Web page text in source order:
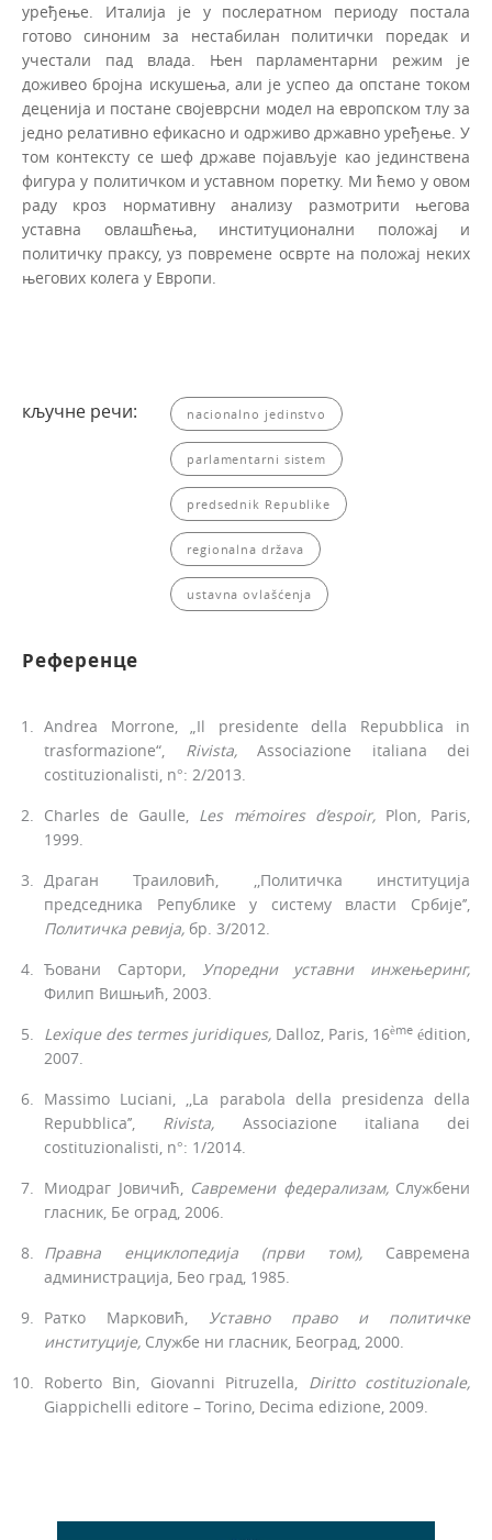
уређење. Италија је у послератном периоду постала
готово синоним за нестабилан политички поредак и
учестали пад влада. Њен парламентарни режим је
доживео бројна искушења, али је успео да опстане то­ком
деценија и постане својеврсни модел на европском тлу за
једно релативно ефикасно и одрживо државно уређење. У
том контексту се шеф државе појављује као јединствена
фигура у политичком и уставном поретку. Ми ћемо у овом
раду кроз нормативну ана­лизу размотрити његова
уставна овлашћења, институционални положај и
политичку праксу, уз повремене осврте на положај неких
његових колега у Европи.
кључне речи: nacionalno jedinstvo
parlamentarni sistem
predsednik Republike
regionalna država
ustavna ovlašćenja
Референце
Andrea Morrone, „Il presidente della Repubblica in
trasformazione“, Rivista,Associazione italiana dei
costituzionalisti, n°: 2/2013.
Charles de Gaulle, Les mémoires d’espoir,Plon, Paris,
1999.
Драган Траиловић, ,,Политичка институција
председника Републике у систему власти Србије’’,
Политичка ревија, бр. 3/2012.
Ђовани Сартори, Упоредни уставни инжењеринг,
Филип Вишњић, 2003.
Lexique des termes juridiques, Dalloz, Paris, 16ème édition,
2007.
Massimo Luciani, ,,La parabola della presidenza della
Repubblica’’, Rivista, Associazione italiana dei
costituzionalisti, n°: 1/2014.
Mиодраг Јовичић, Савремени федерализам,Службени
гласник, Бе оград, 2006.
Правна енциклопедија (први
том), Савремена
администрација, Бео град, 1985.
Ратко Марковић, Уставно право и политичке
институције, Службе ни гласник, Београд, 2000.
Roberto Bin, Giovanni Pitruzella, Diritto costituzionale,
Giappichelli edi­tore – Torino, Decima edizione, 2009.